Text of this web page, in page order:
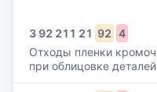
3 92 211 21 92 4
Отходы пленки
при облицовке